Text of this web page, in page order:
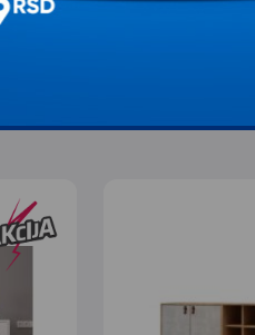
sa 20% popusta